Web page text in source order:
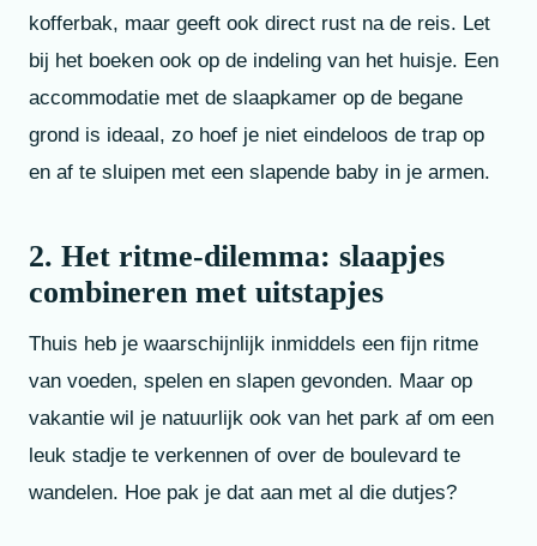
kofferbak, maar geeft ook direct rust na de reis. Let
bij het boeken ook op de indeling van het huisje. Een
accommodatie met de slaapkamer op de begane
grond is ideaal, zo hoef je niet eindeloos de trap op
en af te sluipen met een slapende baby in je armen.
2. Het ritme-dilemma: slaapjes
combineren met uitstapjes
Thuis heb je waarschijnlijk inmiddels een fijn ritme
van voeden, spelen en slapen gevonden. Maar op
vakantie wil je natuurlijk ook van het park af om een
leuk stadje te verkennen of over de boulevard te
wandelen. Hoe pak je dat aan met al die dutjes?